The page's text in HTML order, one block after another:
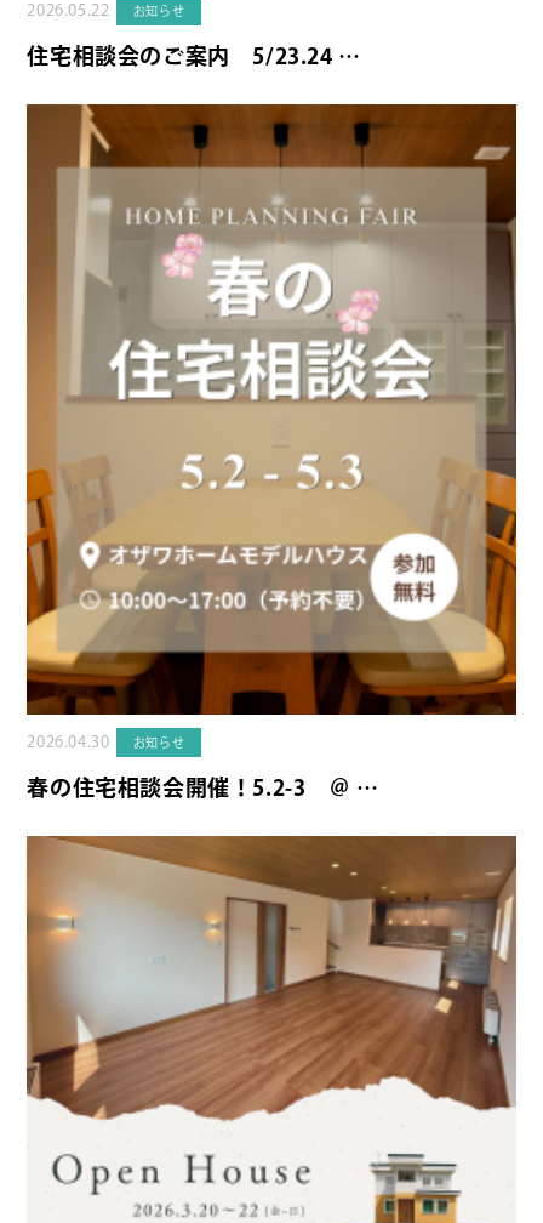
2026.05.22 お知らせ
住宅相談会のご案内 5/23.24 …
2026.04.30 お知らせ
春の住宅相談会開催！5.2-3 ＠ …